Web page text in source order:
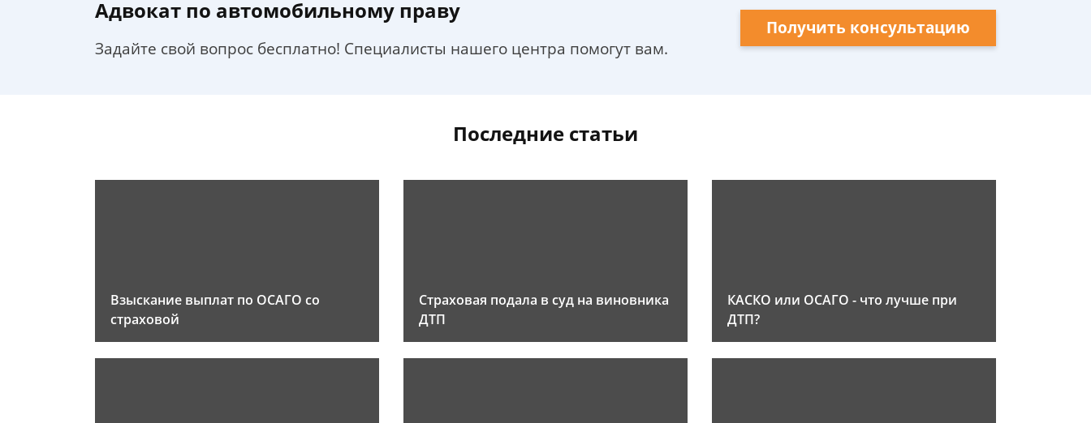
Адвокат по автомобильному праву
Задайте свой вопрос бесплатно! Специалисты нашего центра помогут вам.
Получить консультацию
Последние статьи
Взыскание выплат по ОСАГО со
страховой
Страховая подала в суд на виновника
ДТП
КАСКО или ОСАГО - что лучше при
ДТП?